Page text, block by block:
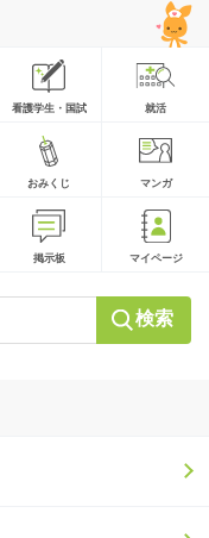
看護学生・国試 就活
おみくじ マンガ
掲示板 マイページ
検索